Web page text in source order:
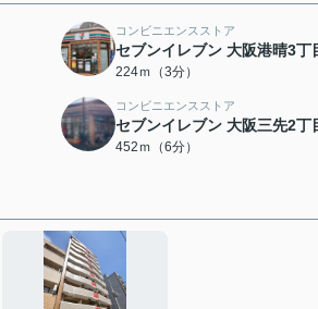
コンビニエンスストア
セブンイレブン 大阪港晴3丁
224ｍ（3分）
コンビニエンスストア
セブンイレブン 大阪三先2丁
452ｍ（6分）